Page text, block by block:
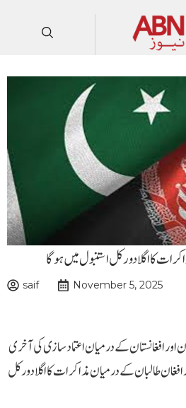
کا اگلا دور کل استنبول میں ہوگا
saif November 5, 2025
اور افغانستان کے درمیان اعتماد سازی کی آخری
طالبان کے درمیان مذاکرات کا اگلا دور کل